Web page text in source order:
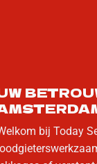
bij Today